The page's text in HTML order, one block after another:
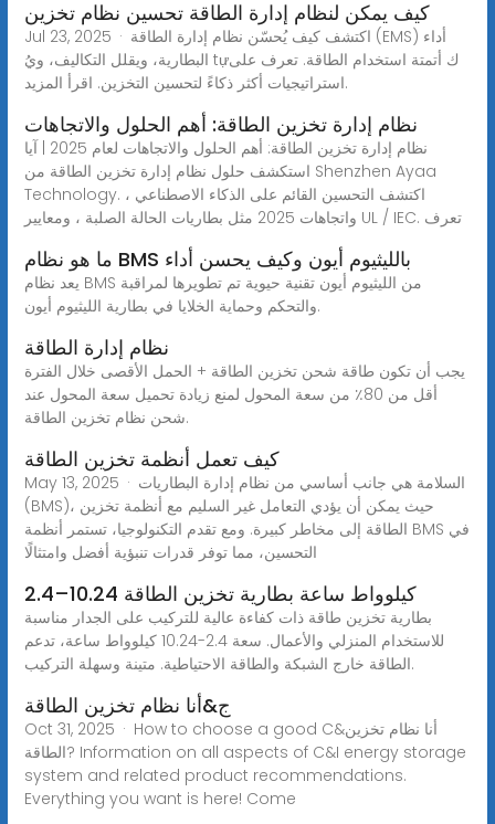
كيف يمكن لنظام إدارة الطاقة تحسين نظام تخزين
Jul 23, 2025 · اكتشف كيف يُحسّن نظام إدارة الطاقة (EMS) أداء
البطارية، ويقلل التكاليف، ويُ tựك أتمتة استخدام الطاقة. تعرف على
استراتيجيات أكثر ذكاءً لتحسين التخزين. اقرأ المزيد.
نظام إدارة تخزين الطاقة: أهم الحلول والاتجاهات
نظام إدارة تخزين الطاقة: أهم الحلول والاتجاهات لعام 2025 | آيا
استكشف حلول نظام إدارة تخزين الطاقة من Shenzhen Ayaa
Technology. اكتشف التحسين القائم على الذكاء الاصطناعي ،
واتجاهات 2025 مثل بطاريات الحالة الصلبة ، ومعايير UL / IEC. تعرف
ما هو نظام BMS بالليثيوم أيون وكيف يحسن أداء
يعد نظام BMS من الليثيوم أيون تقنية حيوية تم تطويرها لمراقبة
والتحكم وحماية الخلايا في بطارية الليثيوم أيون.
نظام إدارة الطاقة
يجب أن تكون طاقة شحن تخزين الطاقة + الحمل الأقصى خلال الفترة
أقل من 80٪ من سعة المحول لمنع زيادة تحميل سعة المحول عند
شحن نظام تخزين الطاقة.
كيف تعمل أنظمة تخزين الطاقة
May 13, 2025 · السلامة هي جانب أساسي من نظام إدارة البطاريات
(BMS)، حيث يمكن أن يؤدي التعامل غير السليم مع أنظمة تخزين
الطاقة إلى مخاطر كبيرة. ومع تقدم التكنولوجيا، تستمر أنظمة BMS في
التحسين، مما توفر قدرات تنبؤية أفضل وامتثالًا
2.4–10.24 كيلوواط ساعة بطارية تخزين الطاقة
بطارية تخزين طاقة ذات كفاءة عالية للتركيب على الجدار مناسبة
للاستخدام المنزلي والأعمال. سعة 2.4-10.24 كيلوواط ساعة، تدعم
الطاقة خارج الشبكة والطاقة الاحتياطية. متينة وسهلة التركيب.
ج&أنا نظام تخزين الطاقة
Oct 31, 2025 · How to choose a good C&أنا نظام تخزين
الطاقة? Information on all aspects of C&I energy storage
system and related product recommendations.
Everything you want is here! Come